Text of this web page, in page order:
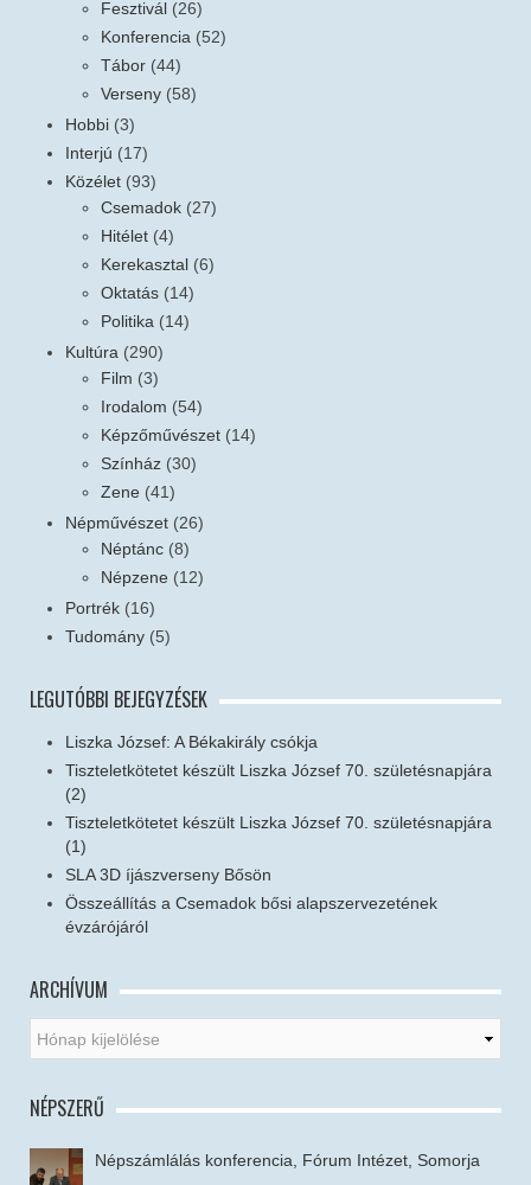
Fesztivál (26)
Konferencia (52)
Tábor (44)
Verseny (58)
Hobbi (3)
Interjú (17)
Közélet (93)
Csemadok (27)
Hitélet (4)
Kerekasztal (6)
Oktatás (14)
Politika (14)
Kultúra (290)
Film (3)
Irodalom (54)
Képzőművészet (14)
Színház (30)
Zene (41)
Népművészet (26)
Néptánc (8)
Népzene (12)
Portrék (16)
Tudomány (5)
LEGUTÓBBI BEJEGYZÉSEK
Liszka József: A Békakirály csókja
Tiszteletkötetet készült Liszka József 70. születésnapjára
(2)
Tiszteletkötetet készült Liszka József 70. születésnapjára
(1)
SLA 3D íjászverseny Bősön
Összeállítás a Csemadok bősi alapszervezetének
évzárójáról
ARCHÍVUM
NÉPSZERŰ
Népszámlálás konferencia, Fórum Intézet, Somorja